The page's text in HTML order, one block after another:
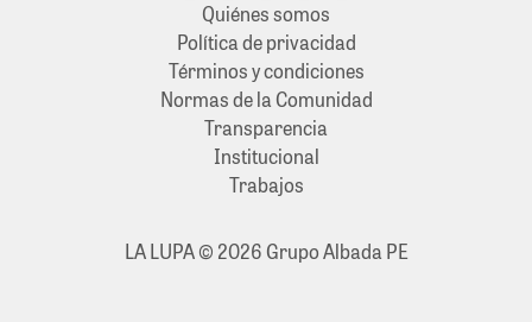
Quiénes somos
Política de privacidad
Términos y condiciones
Normas de la Comunidad
Transparencia
Institucional
Trabajos
LA LUPA © 2026 Grupo Albada PE